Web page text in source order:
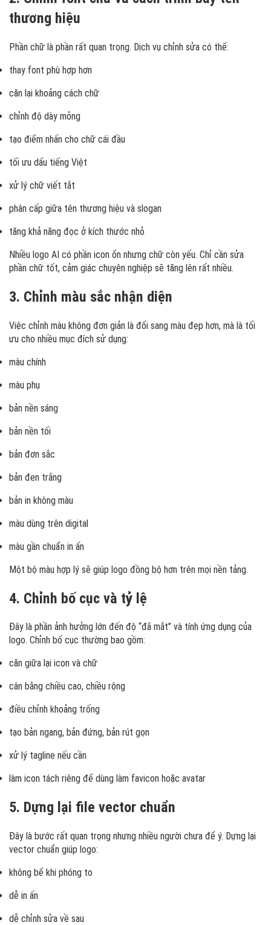
thương hiệu
Phần chữ là phần rất quan trọng. Dịch vụ chỉnh sửa có thể:
thay font phù hợp hơn
căn lại khoảng cách chữ
chỉnh độ dày mỏng
tạo điểm nhấn cho chữ cái đầu
tối ưu dấu tiếng Việt
xử lý chữ viết tắt
phân cấp giữa tên thương hiệu và slogan
tăng khả năng đọc ở kích thước nhỏ
Nhiều logo AI có phần icon ổn nhưng chữ còn yếu. Chỉ cần sửa
phần chữ tốt, cảm giác chuyên nghiệp sẽ tăng lên rất nhiều.
3. Chỉnh màu sắc nhận diện
Việc chỉnh màu không đơn giản là đổi sang màu đẹp hơn, mà là tối
ưu cho nhiều mục đích sử dụng:
màu chính
màu phụ
bản nền sáng
bản nền tối
bản đơn sắc
bản đen trắng
bản in không màu
màu dùng trên digital
màu gần chuẩn in ấn
Một bộ màu hợp lý sẽ giúp logo đồng bộ hơn trên mọi nền tảng.
4. Chỉnh bố cục và tỷ lệ
Đây là phần ảnh hưởng lớn đến độ “đã mắt” và tính ứng dụng của
logo. Chỉnh bố cục thường bao gồm:
căn giữa lại icon và chữ
cân bằng chiều cao, chiều rộng
điều chỉnh khoảng trống
tạo bản ngang, bản đứng, bản rút gọn
xử lý tagline nếu cần
làm icon tách riêng để dùng làm favicon hoặc avatar
5. Dựng lại file vector chuẩn
Đây là bước rất quan trọng nhưng nhiều người chưa để ý. Dựng lại
vector chuẩn giúp logo:
không bể khi phóng to
dễ in ấn
dễ chỉnh sửa về sau